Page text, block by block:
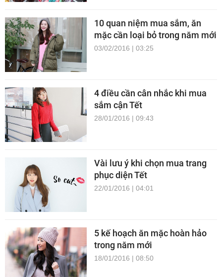
10 quan niệm mua sắm, ăn
mặc cần loại bỏ trong năm mới
03/02/2016 | 03:25
4 điều cần cân nhắc khi mua
sắm cận Tết
28/01/2016 | 09:43
Vài lưu ý khi chọn mua trang
phục diện Tết
22/01/2016 | 04:01
5 kế hoạch ăn mặc hoàn hảo
trong năm mới
18/01/2016 | 08:50